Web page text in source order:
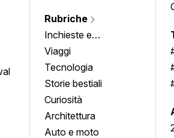
Rubriche
Inchieste e
approfondimenti
Viaggi
Tecnologia
Storie bestiali
Curiosità
Architettura
Auto e moto